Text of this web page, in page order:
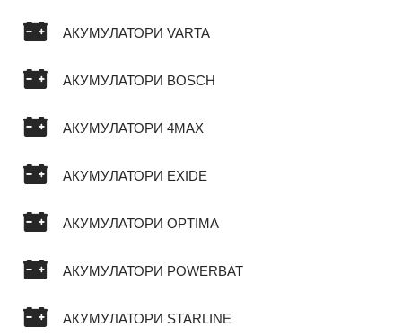
АКУМУЛАТОРИ VARTA
АКУМУЛАТОРИ BOSCH
АКУМУЛАТОРИ 4MAX
АКУМУЛАТОРИ EXIDE
АКУМУЛАТОРИ OPTIMA
АКУМУЛАТОРИ POWERBAT
АКУМУЛАТОРИ STARLINE